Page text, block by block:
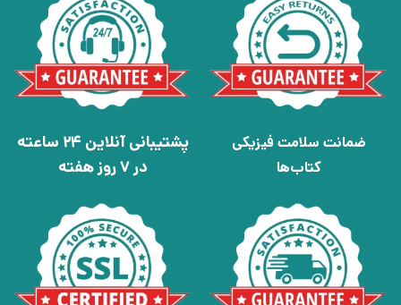
ضمانت سلامت فیزیکی
کتاب‌ها
پشتیبانی آنلاین 24 ساعته
در 7 روز هفته